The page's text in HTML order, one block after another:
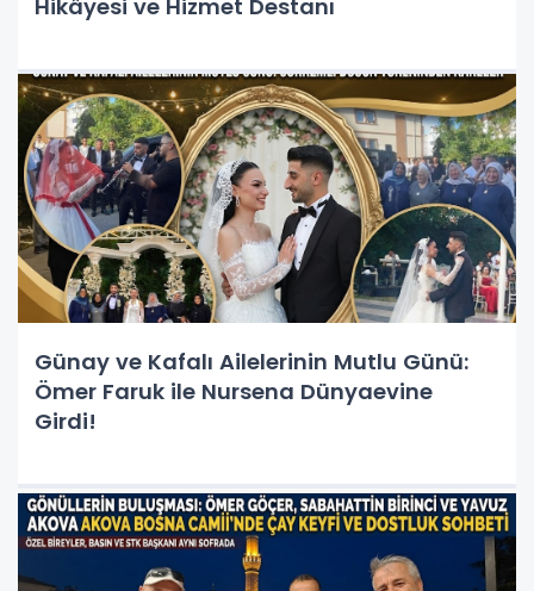
Hikâyesi ve Hizmet Destanı
Günay ve Kafalı Ailelerinin Mutlu Günü:
Ömer Faruk ile Nursena Dünyaevine
Girdi!